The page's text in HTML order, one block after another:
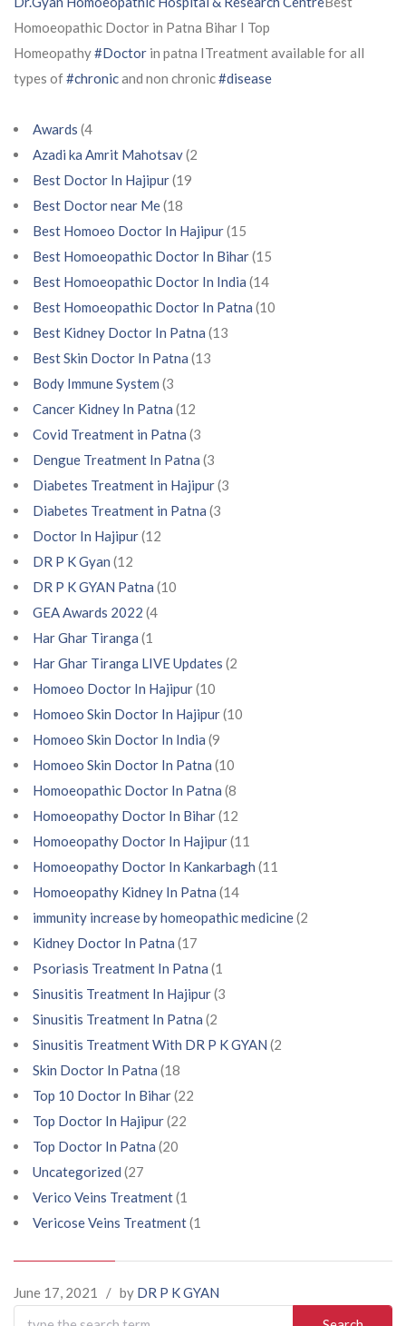
Homoeopathic Doctor in Patna Bihar I Top
Homeopathy#Doctor in patna ITreatment available for all
types of#chronicand non chronic#disease
Awards (4
Azadi ka Amrit Mahotsav(2
Best Doctor In Hajipur(19
Best Doctor near Me(18
Best Homoeo Doctor In Hajipur(15
Best Homoeopathic Doctor In Bihar(15
Best Homoeopathic Doctor In India (14
Best Homoeopathic Doctor In Patna (10
Best Kidney Doctor In Patna (13
Best Skin Doctor In Patna (13
Body Immune System (3
Cancer Kidney In Patna (12
Covid Treatment in Patna (3
Dengue Treatment In Patna (3
Diabetes Treatment in Hajipur(3
Diabetes Treatment in Patna (3
Doctor In Hajipur(12
DR P K Gyan (12
DR P K GYAN Patna (10
GEA Awards 2022 (4
Har Ghar Tiranga (1
Har Ghar Tiranga LIVE Updates (2
Homoeo Doctor In Hajipur(10
Homoeo Skin Doctor In Hajipur(10
Homoeo Skin Doctor In India (9
Homoeo Skin Doctor In Patna (10
Homoeopathic Doctor In Patna (8
Homoeopathy Doctor In Bihar(12
Homoeopathy Doctor In Hajipur(11
Homoeopathy Doctor In Kankarbagh (11
Homoeopathy Kidney In Patna (14
immunity increase by homeopathic medicine(2
Kidney Doctor In Patna (17
Psoriasis Treatment In Patna (1
Sinusitis Treatment In Hajipur(3
Sinusitis Treatment In Patna (2
Sinusitis Treatment With DR P K GYAN (2
Skin Doctor In Patna (18
Top 10 Doctor In Bihar(22
Top Doctor In Hajipur(22
Top Doctor In Patna (20
Uncategorized (27
Verico Veins Treatment(1
Vericose Veins Treatment(1
June 17, 2021 / by DR P K GYAN
Search